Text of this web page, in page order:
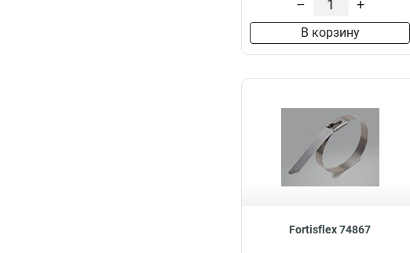
– +
В корзину
Fortisflex 74867